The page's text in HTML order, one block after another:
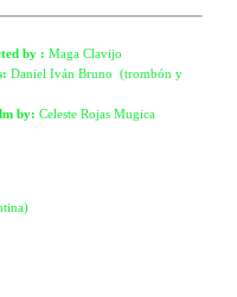
by :Maga Clavijo
Daniel Iván Bruno (trombón y
by:Celeste Rojas Mugica